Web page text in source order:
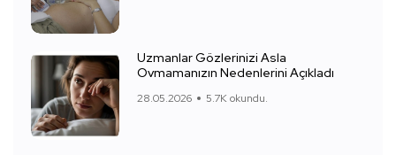
Uzmanlar Gözlerinizi Asla
Ovmamanızın Nedenlerini Açıkladı
28.05.2026 5.7K okundu.